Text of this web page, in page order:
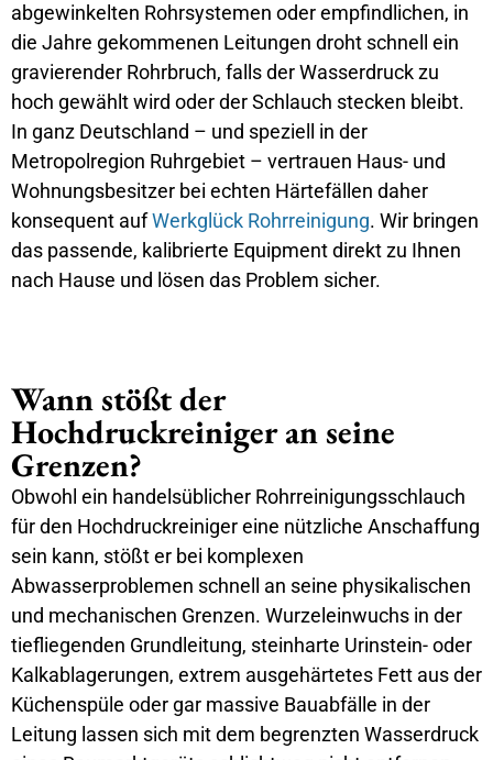
abgewinkelten Rohrsystemen oder empfindlichen, in
die Jahre gekommenen Leitungen droht schnell ein
gravierender Rohrbruch, falls der Wasserdruck zu
hoch gewählt wird oder der Schlauch stecken bleibt.
In ganz Deutschland – und speziell in der
Metropolregion Ruhrgebiet – vertrauen Haus- und
Wohnungsbesitzer bei echten Härtefällen daher
konsequent aufWerkglück Rohrreinigung. Wir bringen
das passende, kalibrierte Equipment direkt zu Ihnen
nach Hause und lösen das Problem sicher.
Wann stößt der
Hochdruckreiniger an seine
Grenzen?
Obwohl ein handelsüblicher Rohrreinigungsschlauch
für den Hochdruckreiniger eine nützliche Anschaffung
sein kann, stößt er bei komplexen
Abwasserproblemen schnell an seine physikalischen
und mechanischen Grenzen. Wurzeleinwuchs in der
tiefliegenden Grundleitung, steinharte Urinstein- oder
Kalkablagerungen, extrem ausgehärtetes Fett aus der
Küchenspüle oder gar massive Bauabfälle in der
Leitung lassen sich mit dem begrenzten Wasserdruck